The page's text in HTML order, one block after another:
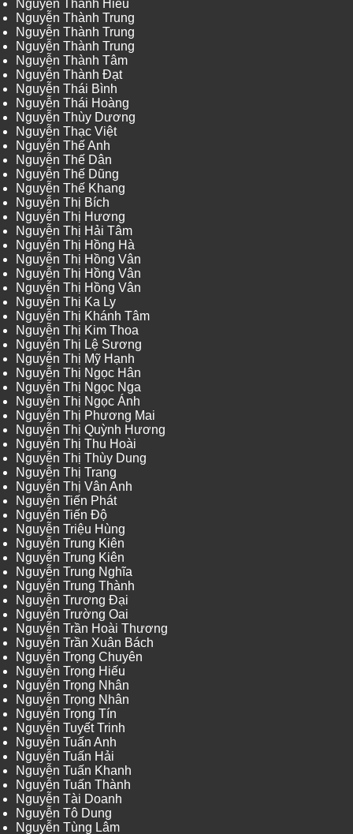
Nguyễn Thành Hiếu
Nguyễn Thành Trung
Nguyễn Thành Trung
Nguyễn Thành Trung
Nguyễn Thành Tâm
Nguyễn Thành Đạt
Nguyễn Thái Bình
Nguyễn Thái Hoàng
Nguyễn Thùy Dương
Nguyễn Thạc Việt
Nguyễn Thế Anh
Nguyễn Thế Dân
Nguyễn Thế Dũng
Nguyễn Thế Khang
Nguyễn Thị Bích
Nguyễn Thị Hương
Nguyễn Thị Hải Tâm
Nguyễn Thị Hồng Hà
Nguyễn Thị Hồng Vân
Nguyễn Thị Hồng Vân
Nguyễn Thị Hồng Vân
Nguyễn Thị Ka Ly
Nguyễn Thị Khánh Tâm
Nguyễn Thị Kim Thoa
Nguyễn Thị Lệ Sương
Nguyễn Thị Mỹ Hạnh
Nguyễn Thị Ngọc Hân
Nguyễn Thị Ngọc Nga
Nguyễn Thị Ngọc Ánh
Nguyễn Thị Phương Mai
Nguyễn Thị Quỳnh Hương
Nguyễn Thị Thu Hoài
Nguyễn Thị Thùy Dung
Nguyễn Thị Trang
Nguyễn Thị Vân Anh
Nguyễn Tiến Phát
Nguyễn Tiến Độ
Nguyễn Triệu Hùng
Nguyễn Trung Kiên
Nguyễn Trung Kiên
Nguyễn Trung Nghĩa
Nguyễn Trung Thành
Nguyễn Trương Đại
Nguyễn Trường Oai
Nguyễn Trần Hoài Thương
Nguyễn Trần Xuân Bách
Nguyễn Trọng Chuyên
Nguyễn Trọng Hiếu
Nguyễn Trọng Nhân
Nguyễn Trọng Nhân
Nguyễn Trọng Tín
Nguyễn Tuyết Trinh
Nguyễn Tuấn Anh
Nguyễn Tuấn Hải
Nguyễn Tuấn Khanh
Nguyễn Tuấn Thành
Nguyễn Tài Doanh
Nguyễn Tô Dung
Nguyễn Tùng Lâm